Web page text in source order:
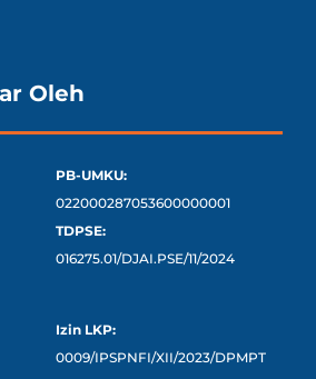
Oleh
PB-UMKU:
022000287053600000001
TDPSE:
016275.01/DJAI.PSE/11/2024
Izin LKP:
0009/IPSPNFI/XII/2023/DPMPT